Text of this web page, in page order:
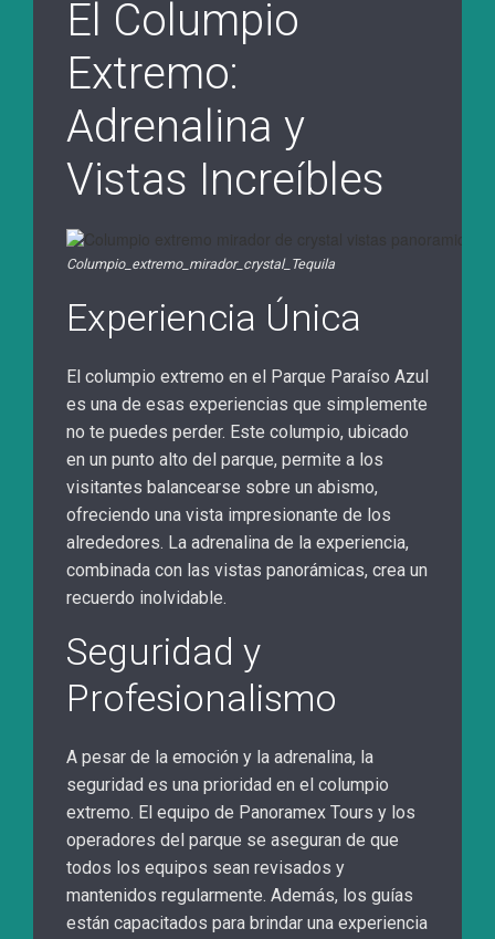
El Columpio
Extremo:
Adrenalina y
Vistas Increíbles
Columpio_extremo_mirador_crystal_Tequila
Experiencia Única
El columpio extremo en el Parque Paraíso Azul
es una de esas experiencias que simplemente
no te puedes perder. Este columpio, ubicado
en un punto alto del parque, permite a los
visitantes balancearse sobre un abismo,
ofreciendo una vista impresionante de los
alrededores. La adrenalina de la experiencia,
combinada con las vistas panorámicas, crea un
recuerdo inolvidable.
Seguridad y
Profesionalismo
A pesar de la emoción y la adrenalina, la
seguridad es una prioridad en el columpio
extremo. El equipo de Panoramex Tours y los
operadores del parque se aseguran de que
todos los equipos sean revisados y
mantenidos regularmente. Además, los guías
están capacitados para brindar una experiencia